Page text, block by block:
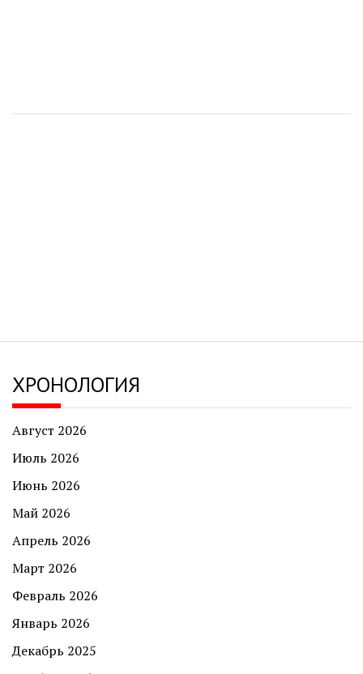
ХРОНОЛОГИЯ
Август 2026
Июль 2026
Июнь 2026
Май 2026
Апрель 2026
Март 2026
Февраль 2026
Январь 2026
Декабрь 2025